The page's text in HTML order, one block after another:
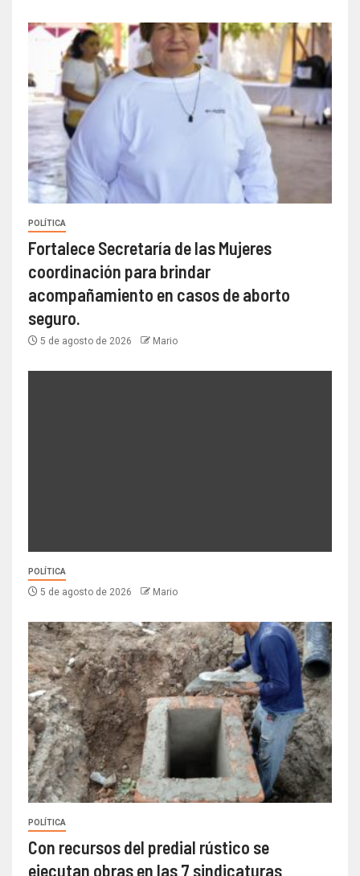
POLÍTICA
Fortalece Secretaría de las Mujeres
coordinación para brindar
acompañamiento en casos de aborto
seguro.
5 de agosto de 2026 Mario
POLÍTICA
5 de agosto de 2026 Mario
POLÍTICA
Con recursos del predial rústico se
ejecutan obras en las 7 sindicaturas